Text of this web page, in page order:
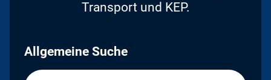
Transport und KEP.
Allgemeine Suche